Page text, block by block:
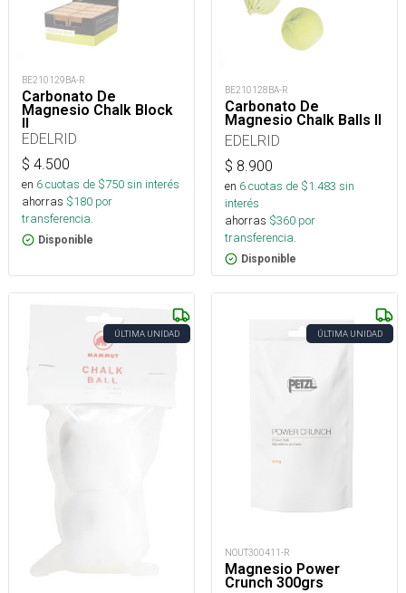
BE210129BA-R
Carbonato De
Magnesio Chalk Block
II
EDELRID
$ 4.500
en 6cuotas de $750sin interés
ahorras $180 por
transferencia.
Disponible
BE210128BA-R
Carbonato De
Magnesio Chalk Balls II
EDELRID
$ 8.900
en 6cuotas de $1.483 sin
interés
ahorras $360 por
transferencia.
Disponible
ÚLTIMA UNIDAD ÚLTIMA UNIDAD
NOUT300411-R
Magnesio Power
Crunch 300grs